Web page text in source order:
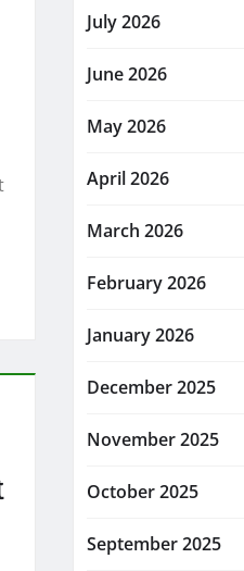
July 2026
June 2026
May 2026
April 2026
March 2026
February 2026
January 2026
December 2025
November 2025
October 2025
September 2025